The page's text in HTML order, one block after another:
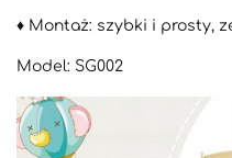
♦️ Montaż: szybki i prosty,
Model: SG002